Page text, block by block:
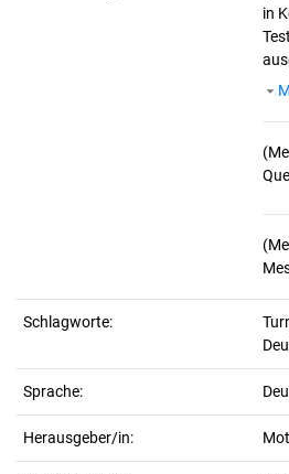
in
Schlagworte:
Sprache:
Herausgeber/in: